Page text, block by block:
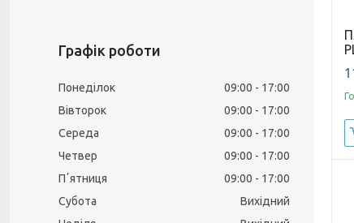
Графік роботи
Понеділок 09:00
17:00
Вівторок
09:00
17:00
Середа
09:00
17:00
Четвер
09:00
17:00
Пʼятниця
09:00
17:00
Субота
Вихідний